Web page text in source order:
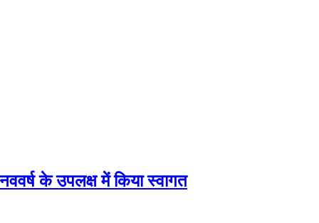
के उपलक्ष में किया स्वागत